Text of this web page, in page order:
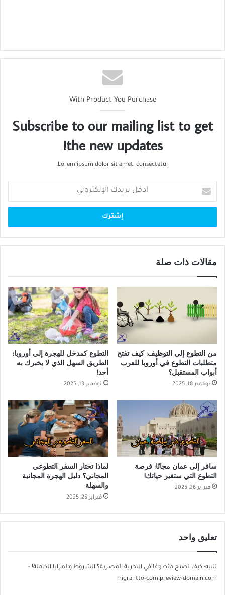
With Product You Purchase
Subscribe to our mailing list to get
the new updates!
Lorem ipsum dolor sit amet, consectetur.
بريدك
الإلكتروني
مقالات ذات صلة
من التطوع إلى التوظيف: كيف تفتح
متطلبات التطوع في أوروبا للعرب
أبواب المستقبل؟
نوفمبر 18, 2025
التطوع كمدخل للهجرة إلى أوروبا:
الطريق السهل الذي لا يخبرك به
أحد!
نوفمبر 13, 2025
سافر إلى عمان مجانًا: فرصة
التطوع التي ستغير حياتك!
فبراير 26, 2025
لماذا تختار السفر التطوعي
المجاني؟ دليل الهجرة المجانية
والسهلة
فبراير 25, 2025
تعليق واحد
تنبيه: كيف تصبح متطوعًا في البحرية المصرية؟ الشروط والمزايا الكاملة! -
migrantto-com.preview-domain.com